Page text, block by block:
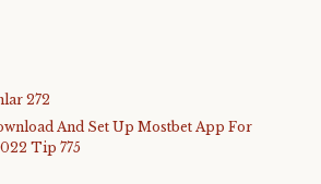
272
And Set Up Mostbet App For
Tip 775